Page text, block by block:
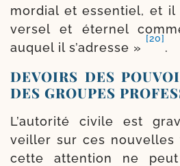
mor­dial et essen­tiel, et
ver­sel et éter­nel
auquel il s’a­dresse »
[20]
.
DEVOIRS DES
DES GROUPES
L’autorité civile est
veiller sur ces nou­velles
cette atten­tion ne